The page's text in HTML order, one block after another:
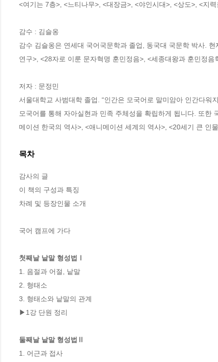
<여기는 7층>, <느티나무>, <대장금>, <야인시대>, <상도>, <지
감수 : 김슬옹
감수 김슬옹은 연세대 국어국문학과 졸업, 동국대 국문학 박사.
연구>, <28자로 이룬 문자혁명 훈민정음>, <세종대왕과 훈민정
저자 : 문정민
서울대학교 사범대학 졸업. “인간은 모국어로 말미암아 인간다
모국어를 통해 자아실현과 민족 주체성을 확립하게 됩니다. 또
메이션 한국의 역사>, <애니메이션 세계의 역사>, <20세기 큰 인
목차
감사의 글
이 책의 구성과 특징
차례 및 등장인물 소개
국어 캠프에 가다
첫째날 낱말 형성법Ⅰ
1. 음절과 어절, 낱말
2. 형태소
3. 형태소와 낱말의 관계
▶1강 단원 정리
둘째날 낱말 형성법Ⅱ
1. 어근과 접사